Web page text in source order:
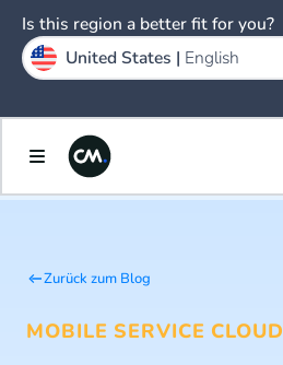
Zurück zum Blog
MOBILE SERVICE CLOUD
Is this region a better fit for you?
United States | English